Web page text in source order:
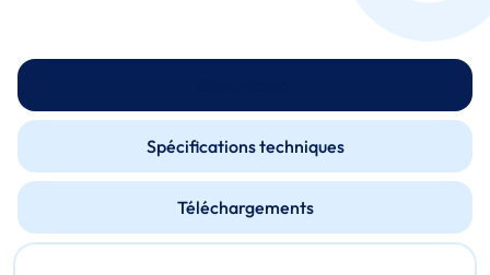
Spécifications techniques
Téléchargements